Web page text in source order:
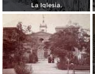
La Iglesia.